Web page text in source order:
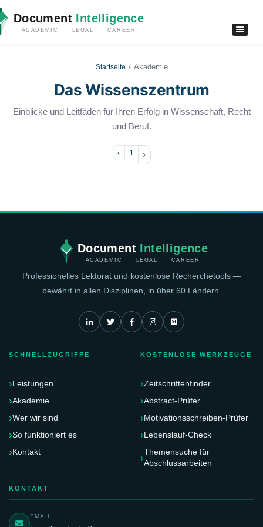
Document Intelligence
ACADEMIC · LEGAL · CAREER
Startseite Akademie
Das Wissenszentrum
Einblicke und Leitfäden für Ihren Erfolg in Wissenschaft, Recht
und Beruf.
‹ 1 ›
Document Intelligence
ACADEMIC · LEGAL · CAREER
Professionelles Lektorat und kostenlose Recherchetools —
bewährt in allen Disziplinen, in über 60 Ländern.
SCHNELLZUGRIFFE
Leistungen
Akademie
Wer wir sind
So funktioniert es
Kontakt
KOSTENLOSE WERKZEUGE
Zeitschriftenfinder
Abstract-Prüfer
Motivationsschreiben-Prüfer
Lebenslauf-Check
Themensuche für
Abschlussarbeiten
KONTAKT
EMAIL